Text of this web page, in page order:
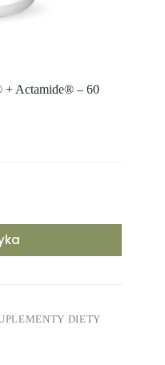
+ Actamide® – 60
DIETY